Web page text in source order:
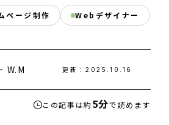
ページ制作 Webデザイナー
W.M 更新： 2025.10.16
この記事は約5分で読めます